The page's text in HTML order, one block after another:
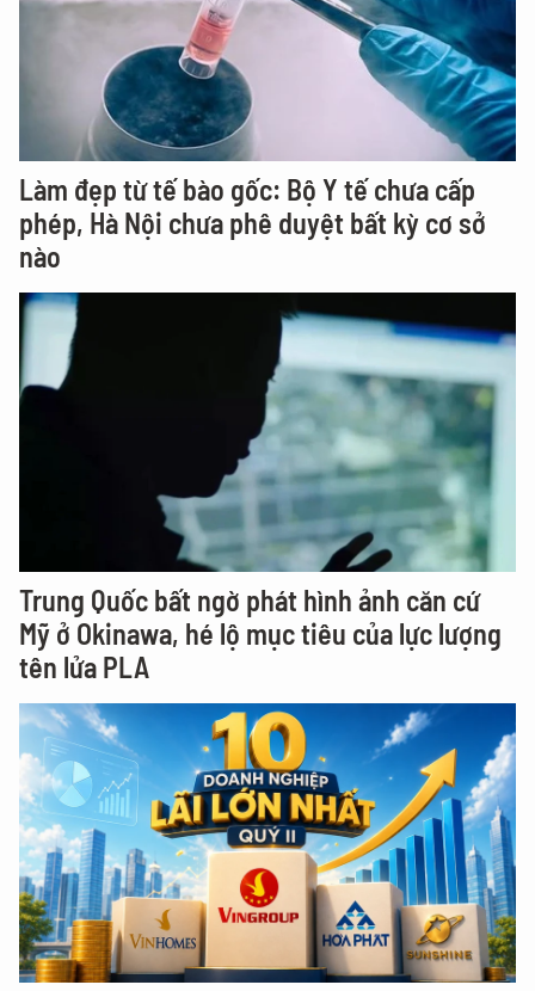
Làm đẹp từ tế bào gốc: Bộ Y tế chưa cấp
phép, Hà Nội chưa phê duyệt bất kỳ cơ sở
nào
Trung Quốc bất ngờ phát hình ảnh căn cứ
Mỹ ở Okinawa, hé lộ mục tiêu của lực lượng
tên lửa PLA